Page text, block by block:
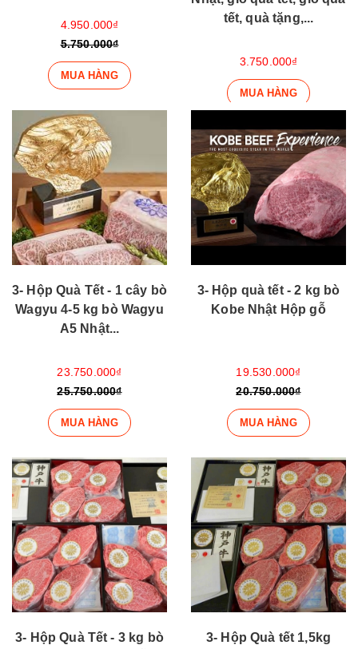
4.950.000₫
5.750.000₫
MUA HÀNG
tết, quà tặng,...
3.750.000₫
MUA HÀNG
3- Hộp Quà Tết - 1 cây bò
Wagyu 4-5 kg bò Wagyu
A5 Nhật...
23.750.000₫
25.750.000₫
MUA HÀNG
3- Hộp quà tết - 2 kg bò
Kobe Nhật Hộp gỗ
19.530.000₫
20.750.000₫
MUA HÀNG
3- Hộp Quà Tết - 3 kg bò
3- Hộp Quà tết 1,5kg